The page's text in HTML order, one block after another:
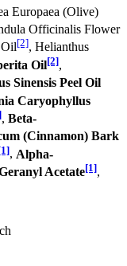
Europaea (Olive)
Officinalis Flower
Oil[2], Helianthus
Oil[2],
Sinensis Peel Oil
Caryophyllus
, Beta-
(Cinnamon) Bark
, Alpha-
Acetate[1],